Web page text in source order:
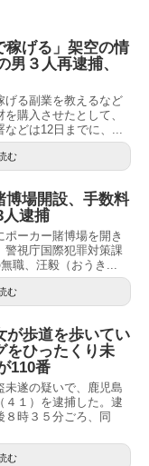
稼げる」架空の情
男３人再逮捕、
げる副業を教えるなど
購入させたとして、
などは12日までに、...
む
博場開設、手数料
人逮捕
ーカー賭博場を開き
警視庁国際犯罪対策課
職、汪毅（おうき...
む
が歩道を歩いてい
をひったくり未
110番
未遂の疑いで、鹿児島
４１）を逮捕した。逮
時３５分ごろ、同
む